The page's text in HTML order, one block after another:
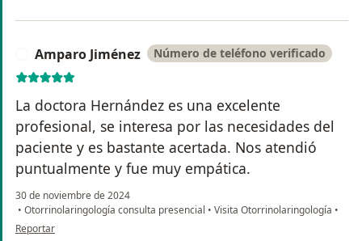
Amparo Jiménez Número de teléfono verificado
La doctora Hernández es una excelente
profesional, se interesa por las necesidades del
paciente y es bastante acertada. Nos atendió
puntualmente y fue muy empática.
30 de noviembre de 2024
• Otorrinolaringología consulta presencial • Visita Otorrinolaringología •
en opinión del usuario Amparo Jiménez
Reportar